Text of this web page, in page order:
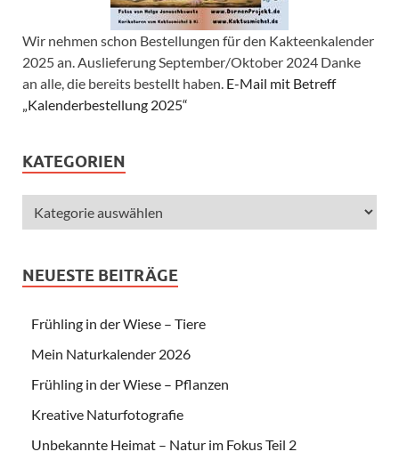
Wir nehmen schon Bestellungen für den Kakteenkalender
2025 an. Auslieferung September/Oktober 2024 Danke
an alle, die bereits bestellt haben. E-Mail mit Betreff
„Kalenderbestellung 2025“
KATEGORIEN
NEUESTE BEITRÄGE
Frühling in der Wiese – Tiere
Mein Naturkalender 2026
Frühling in der Wiese – Pflanzen
Kreative Naturfotografie
Unbekannte Heimat – Natur im Fokus Teil 2